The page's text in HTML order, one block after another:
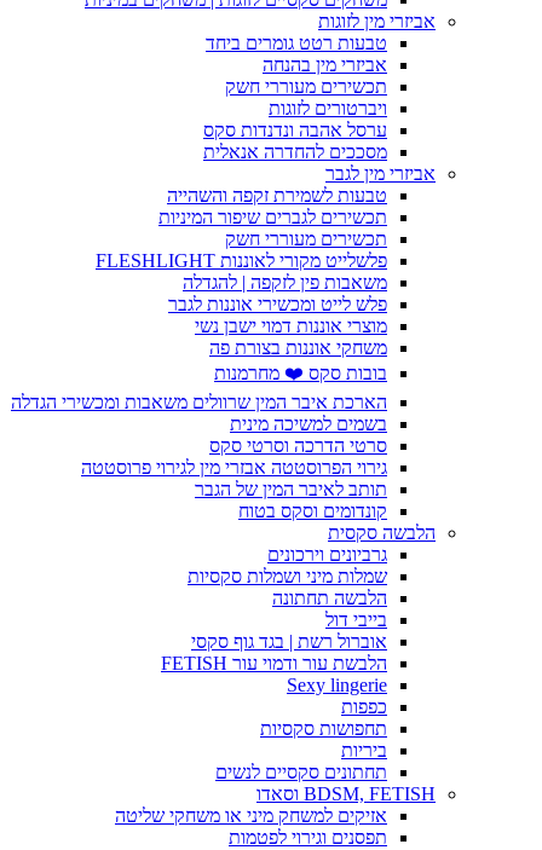
אביזרי מין לזוגות
טבעות רטט גומרים ביחד
אביזרי מין בהנחה
תכשירים מעוררי חשק
ויברטורים לזוגות
ערסל אהבה ונדנדות סקס
מסככים להחדרה אנאלית
אביזרי מין לגבר
טבעות לשמירת זקפה והשהייה
תכשירים לגברים שיפור המיניות
תכשירים מעוררי חשק
פלשלייט מקורי לאוננות FLESHLIGHT
משאבות פין לזקפה | להגדלה
פלש לייט ומכשירי אוננות לגבר
מוצרי אוננות דמוי ישבן נשי
משחקי אוננות בצורת פה
בובות סקס ❤️ מחרמנות
הארכת איבר המין שרוולים משאבות ומכשירי הגדלה
בשמים למשיכה מינית
סרטי הדרכה וסרטי סקס
גירוי הפרוסטטה אבזרי מין לגירוי פרוסטטה
תותב לאיבר המין של הגבר
קונדומים וסקס בטוח
הלבשה סקסית
גרביונים וירכונים
שמלות מיני ושמלות סקסיות
הלבשה תחתונה
בייבי דול
אוברול רשת | בגד גוף סקסי
הלבשת עור ודמוי עור FETISH
Sexy lingerie
כפפות
תחפושות סקסיות
ביריות
תחתונים סקסיים לנשים
BDSM, FETISH וסאדו
אזיקים למשחק מיני או משחקי שליטה
תפסנים וגירוי לפטמות